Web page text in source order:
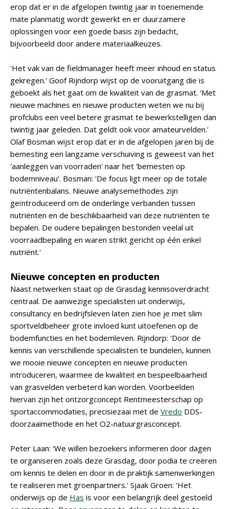
erop dat er in de afgelopen twintig jaar in toenemende
mate planmatig wordt gewerkt en er duurzamere
oplossingen voor een goede basis zijn bedacht,
bijvoorbeeld door andere materiaalkeuzes.
'Het vak van de fieldmanager heeft meer inhoud en status
gekregen.' Goof Rijndorp wijst op de vooruitgang die is
geboekt als het gaat om de kwaliteit van de grasmat. 'Met
nieuwe machines en nieuwe producten weten we nu bij
profclubs een veel betere grasmat te bewerkstelligen dan
twintig jaar geleden. Dat geldt ook voor amateurvelden.'
Olaf Bosman wijst erop dat er in de afgelopen jaren bij de
bemesting een langzame verschuiving is geweest van het
'aanleggen van voorraden' naar het 'bemesten op
bodemniveau'. Bosman: 'De focus ligt meer op de totale
nutriëntenbalans. Nieuwe analysemethodes zijn
geïntroduceerd om de onderlinge verbanden tussen
nutriënten en de beschikbaarheid van deze nutriënten te
bepalen. De oudere bepalingen bestonden veelal uit
voorraadbepaling en waren strikt gericht op één enkel
nutriënt.'
Nieuwe concepten en producten
Naast netwerken staat op de Grasdag kennisoverdracht
centraal. De aanwezige specialisten uit onderwijs,
consultancy en bedrijfsleven laten zien hoe je met slim
sportveldbeheer grote invloed kunt uitoefenen op de
bodemfuncties en het bodemleven. Rijndorp: 'Door de
kennis van verschillende specialisten te bundelen, kunnen
we mooie nieuwe concepten en nieuwe producten
introduceren, waarmee de kwaliteit en bespeelbaarheid
van grasvelden verbeterd kan worden. Voorbeelden
hiervan zijn het ontzorgconcept Rentmeesterschap op
sportaccommodaties, precisiezaai met de Vredo DDS-
doorzaaimethode en het O2-natuurgrasconcept.
Peter Laan: 'We willen bezoekers informeren door dagen
te organiseren zoals deze Grasdag, door podia te creëren
om kennis te delen en door in de praktijk samenwerkingen
te realiseren met groenpartners.' Sjaak Groen: 'Het
onderwijs op de Has is voor een belangrijk deel gestoeld